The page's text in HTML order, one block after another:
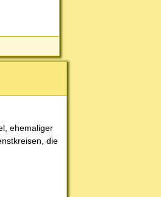
ehemaliger
die